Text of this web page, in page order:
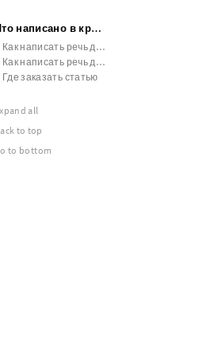
Что написано в красном дипломе
Как написать речь для защиты диплома образец
Как написать речь для защиты диплома образец
Где заказать статью
all
to top
to bottom